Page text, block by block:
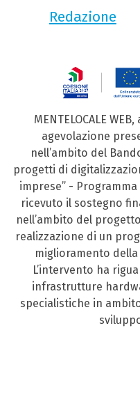
Redazione
MENTELOCALE
agevolazione
nell’ambito del
progetti di
imprese” - Programma
ricevuto il sostegno
nell’ambito del progetto
realizzazione di un
miglioramento
L’intervento ha
infrastrutture
specialistiche in